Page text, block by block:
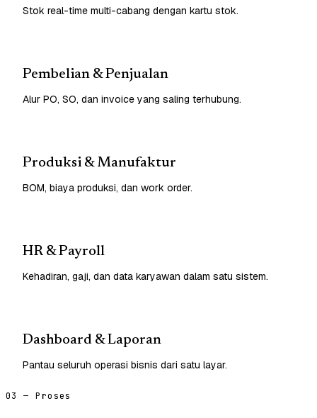
Stok real-time multi-cabang dengan kartu stok.
Pembelian & Penjualan
Alur PO, SO, dan invoice yang saling terhubung.
Produksi & Manufaktur
BOM, biaya produksi, dan work order.
HR & Payroll
Kehadiran, gaji, dan data karyawan dalam satu sistem.
Dashboard & Laporan
Pantau seluruh operasi bisnis dari satu layar.
03 — Proses